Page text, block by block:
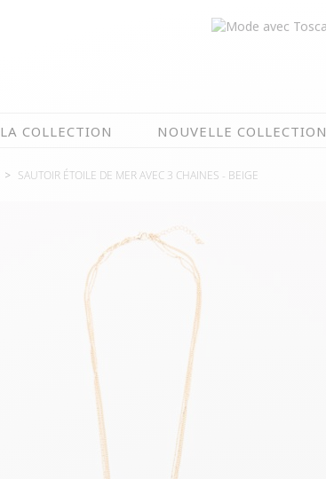
LA COLLECTION NOUVELLE COLLECTION
ACCESSOIRES
PARKAS & IMPERS
MANTEAUX
SAUTOIR ÉTOILE DE MER AVEC 3 CHAINES - BEIGE